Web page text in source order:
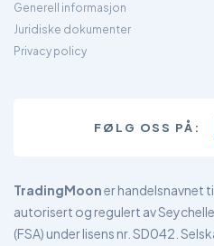
Generell informasjon
Juridiske dokumenter
Privacy policy
FØLG OSS PÅ:
TradingMooner handelsnavnet
autorisert og regulert av
(FSA) under lisens nr. SD042.